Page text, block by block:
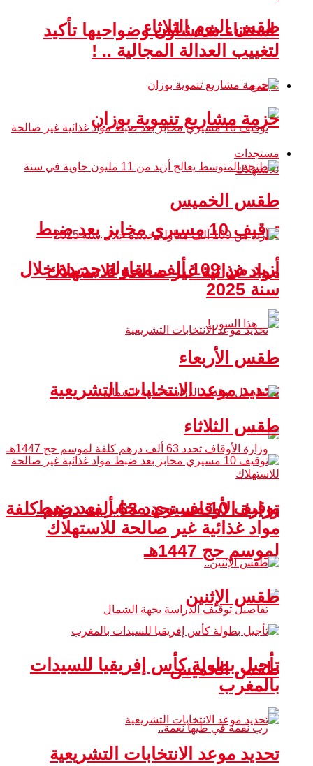
طقس اليوم الثلاثاء
مجتمع
توقيف 10 مسيري مخابز بعد ضبط
مواد غذائية غير صالحة للاستهلاك
تحديد موعد الانتخابات التشريعية
وزارة الأوقاف تحدد 63 ألف درهم كلفة
لموسم حج 1447هـ
طقس الخميس
استثناء شفشاون وضواحيها تأكيد
لتغييب العدالة المجالية .. !
حزمة مشاريع تنموية بوزان
مستجدات
طقس الخميس
أزيد من 109 ألف مقاولة جديدة خلال
سنة 2025
طقس الأربعاء
طقس الثلاثاء
توقيف 10 مسيري مخابز بعد ضبط
مواد غذائية غير صالحة للاستهلاك
طقس الإثنين
تأجيل بطولة كأس إفريقيا للسيدات
بالمغرب
تحديد موعد الانتخابات التشريعية